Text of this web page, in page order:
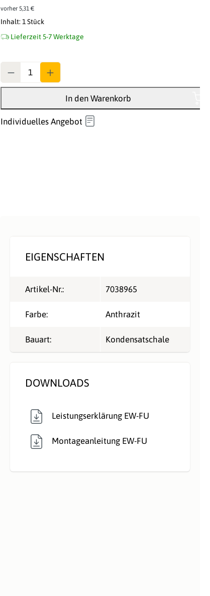
vorher 5,31 €
Inhalt:1 Stück
Lieferzeit 5-7 Werktage
In den Warenkorb
Individuelles Angebot
EIGENSCHAFTEN
Artikel-Nr.: 7038965
Farbe: Anthrazit
Bauart: Kondensatschale
DOWNLOADS
Leistungserklärung EW-FU
Montageanleitung EW-FU